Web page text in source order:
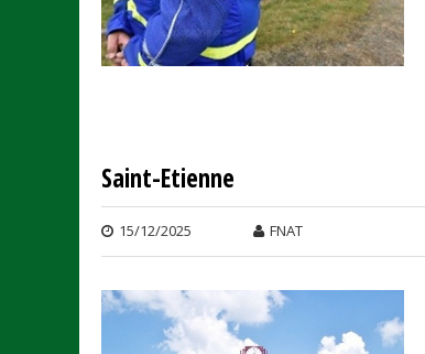
Saint-Etienne
15/12/2025 FNAT